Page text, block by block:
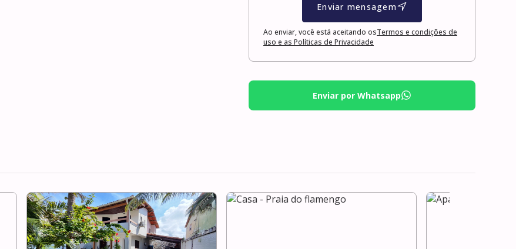
Enviar mensagem
Ao enviar, você está aceitando osTermos e condições de
uso e as Políticas de Privacidade
Enviar por Whatsapp